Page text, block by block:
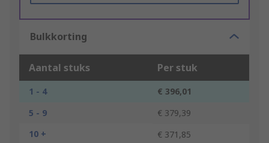
Bulkkorting
Aantal stuks Per stuk
1 - 4
€ 396,01
5 - 9
€ 379,39
10 +
€ 371,85